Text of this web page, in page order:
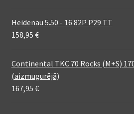
Heidenau 5.50 - 16 82P P29 TT
158,95 €
Continental TKC 70 Rocks (M+S)
(aizmugurējā)
167,95 €